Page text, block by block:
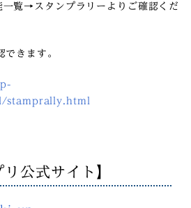
覧→スタンプラリーよりご確認くだ
きます。
stamprally.html
リ公式サイト】